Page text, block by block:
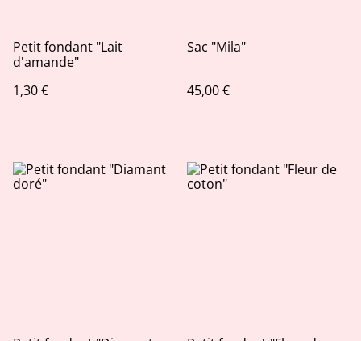
Petit fondant "Lait
d'amande"
1,30 €
Sac "Mila"
45,00 €